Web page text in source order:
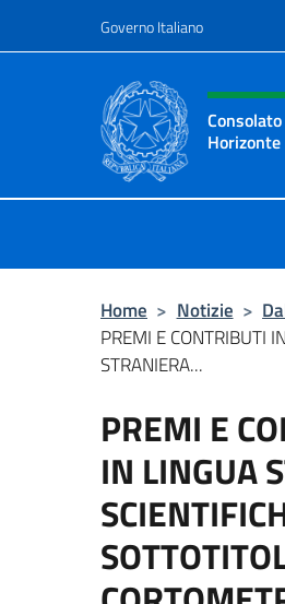
Governo Italiano
Intestazione
Horizonte
Home > Notizie >
PREMI E CONTRIBUTI
STRANIERA...
PREMI E
IN LINGUA